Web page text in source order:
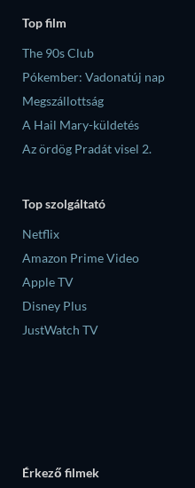
Top film
The 90s Club
Pókember: Vadonatúj nap
Megszállottság
A Hail Mary-küldetés
Az ördög Pradát visel 2.
Top szolgáltató
Netflix
Amazon Prime Video
Apple TV
Disney Plus
JustWatch TV
Érkező filmek